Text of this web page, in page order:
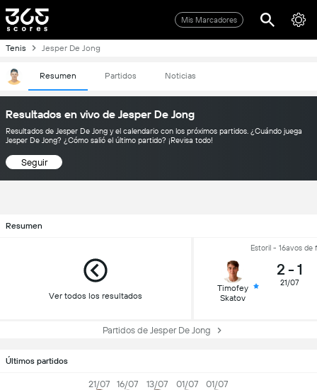
Mis Marcadores
Tenis Jesper De Jong
Resumen Partidos Noticias
Resultados en vivo de Jesper De Jong
Resultados de Jesper De Jong y el calendario con los próximos partidos. ¿Cuándo juega
Jesper De Jong? ¿Cómo salió el último partido? ¡Revisa todo!
Seguir
Resumen
Ver todos los resultados
Estoril - 16avos de
Timofey
Skatov
2 - 1
21/07
Partidos de Jesper De Jong
Últimos partidos
21/07 16/07 13/07 01/07 01/07